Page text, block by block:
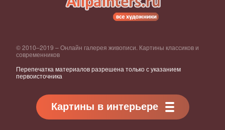
© 2010–2019 – Онлайн галерея живописи. Картины классиков и
современников
Перепечатка материалов разрешена только с указанием
первоисточника
Картины в интерьере